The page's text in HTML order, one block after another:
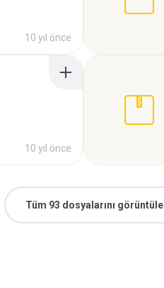
10 yıl önce
10 yıl önce
Tüm 93 dosyalarını görüntüle